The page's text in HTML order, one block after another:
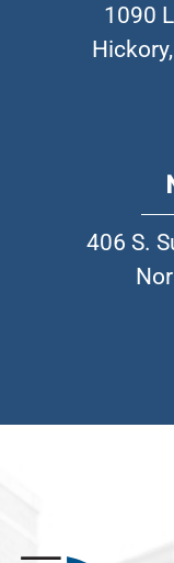
1090
406 S.